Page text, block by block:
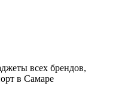
всех брендов,
в Самаре